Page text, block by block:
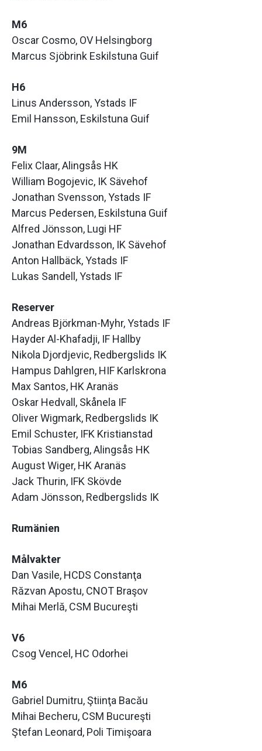
M6
Oscar Cosmo, OV Helsingborg
Marcus Sjöbrink Eskilstuna Guif
H6
Linus Andersson, Ystads IF
Emil Hansson, Eskilstuna Guif
9M
Felix Claar, Alingsås HK
William Bogojevic, IK Sävehof
Jonathan Svensson, Ystads IF
Marcus Pedersen, Eskilstuna Guif
Alfred Jönsson, Lugi HF
Jonathan Edvardsson, IK Sävehof
Anton Hallbäck, Ystads IF
Lukas Sandell, Ystads IF
Reserver
Andreas Björkman-Myhr, Ystads IF
Hayder Al-Khafadji, IF Hallby
Nikola Djordjevic, Redbergslids IK
Hampus Dahlgren, HIF Karlskrona
Max Santos, HK Aranäs
Oskar Hedvall, Skånela IF
Oliver Wigmark, Redbergslids IK
Emil Schuster, IFK Kristianstad
Tobias Sandberg, Alingsås HK
August Wiger, HK Aranäs
Jack Thurin, IFK Skövde
Adam Jönsson, Redbergslids IK
Rumänien
Målvakter
Dan Vasile, HCDS Constanţa
Răzvan Apostu, CNOT Braşov
Mihai Merlă, CSM Bucureşti
V6
Csog Vencel, HC Odorhei
M6
Gabriel Dumitru, Ştiinţa Bacău
Mihai Becheru, CSM Bucureşti
Ştefan Leonard, Poli Timişoara